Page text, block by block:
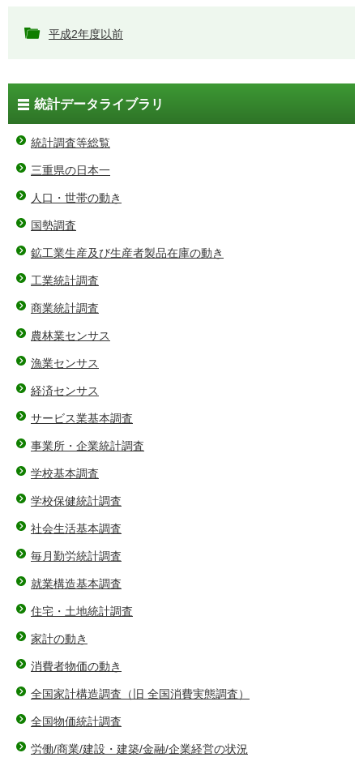
平成2年度以前
統計データライブラリ
統計調査等総覧
三重県の日本一
人口・世帯の動き
国勢調査
鉱工業生産及び生産者製品在庫の動き
工業統計調査
商業統計調査
農林業センサス
漁業センサス
経済センサス
サービス業基本調査
事業所・企業統計調査
学校基本調査
学校保健統計調査
社会生活基本調査
毎月勤労統計調査
就業構造基本調査
住宅・土地統計調査
家計の動き
消費者物価の動き
全国家計構造調査（旧 全国消費実態調査）
全国物価統計調査
労働/商業/建設・建築/金融/企業経営の状況